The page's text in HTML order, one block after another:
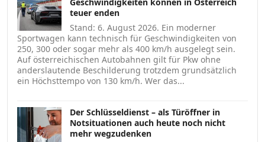
Geschwindigkeiten können in Österreich
teuer enden
Stand: 6. August 2026. Ein moderner
Sportwagen kann technisch für Geschwindigkeiten von
250, 300 oder sogar mehr als 400 km/h ausgelegt sein.
Auf österreichischen Autobahnen gilt für Pkw ohne
anderslautende Beschilderung trotzdem grundsätzlich
ein Höchsttempo von 130 km/h. Wer das...
Der Schlüsseldienst – als Türöffner in
Notsituationen auch heute noch nicht
mehr wegzudenken